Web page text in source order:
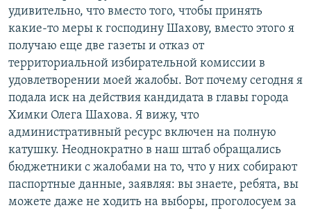
удивительно, что вместо того, чтобы принять
какие-то меры к господину Шахову, вместо этого я
получаю еще две газеты и отказ от
территориальной избирательной комиссии в
удовлетворении моей жалобы. Вот почему сегодня я
подала иск на действия кандидата в главы города
Химки Олега Шахова. Я вижу, что
административный ресурс включен на полную
катушку. Неоднократно в наш штаб обращались
бюджетники с жалобами на то, что у них собирают
паспортные данные, заявляя: вы знаете, ребята, вы
можете даже не ходить на выборы, проголосуем за